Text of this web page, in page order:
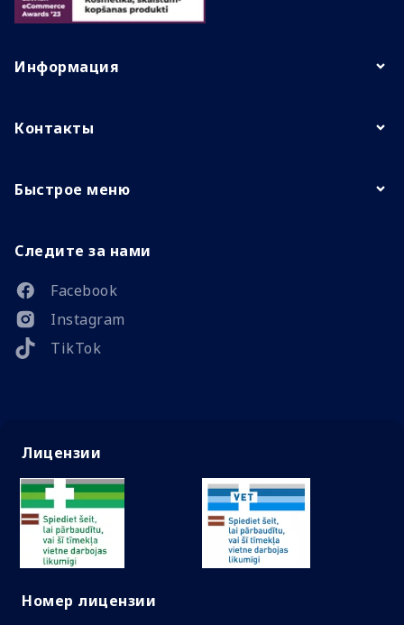
Информация
Контакты
Быстрое меню
Следите за нами
Facebook
Instagram
TikTok
Лицензии
Номер лицензии